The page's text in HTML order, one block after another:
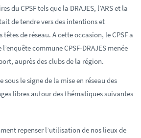
du CPSF tels que la DRAJES, l’ARS et la
de tendre vers des intentions et
de réseau. A cette occasion, le CPSF a
commune CPSF-DRAJES menée
auprès des clubs de la région.
sous le signe de la mise en réseau des
libres autour des thématiques suivantes
repenser l’utilisation de nos lieux de